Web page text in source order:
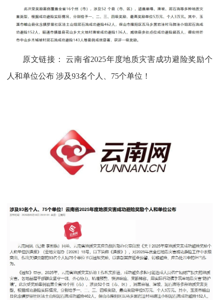
原文链接：
云南省2025年度地质灾害成功避险奖励个
人和单位公布 涉及93名个人、75个单位！